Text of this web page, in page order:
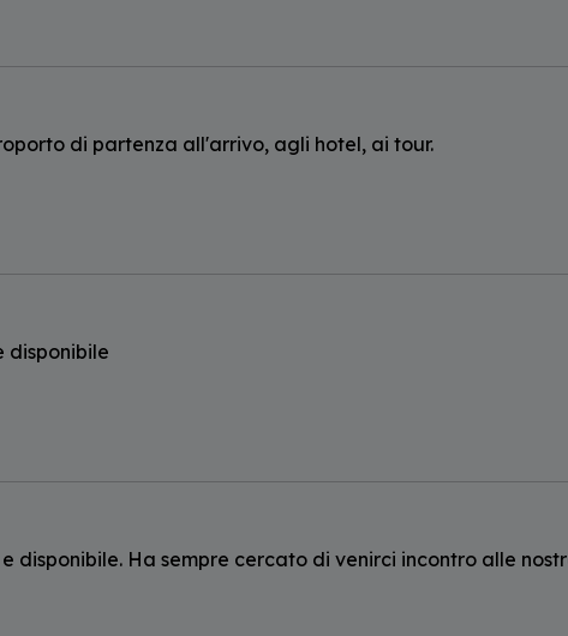
di partenza all'arrivo, agli hotel, ai tour.
disponibile
Ha sempre cercato di venirci incontro alle